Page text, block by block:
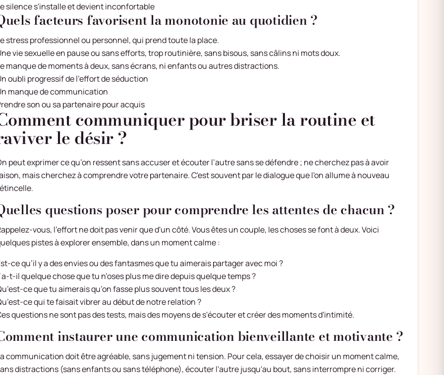
silence s'installe et devient inconfortable
facteurs favorisent la monotonie au quotidien ?
stress professionnel ou personnel, qui prend toute la place.
vie sexuelle en pause ou sans efforts, trop routinière, sans bisous, sans câlins ni mots doux.
manque de moments à deux, sans écrans, ni enfants ou autres distractions.
oubli progressif de l’effort de séduction
manque de communication
son ou sa partenaire pour acquis
communiquer pour briser la routine et
le désir ?
peut exprimer ce qu’on ressent sans accuser et écouter l’autre sans se défendre ; ne cherchez pas à avoir
mais cherchez à comprendre votre partenaire. C'est souvent par le dialogue que l'on allume à nouveau
questions poser pour comprendre les attentes de chacun ?
vous, l'effort ne doit pas venir que d'un côté. Vous êtes un couple, les choses se font à deux. Voici
pistes à explorer ensemble, dans un moment calme :
ce qu’il y a des envies ou des fantasmes que tu aimerais partager avec moi ?
a-t-il quelque chose que tu n’oses plus me dire depuis quelque temps ?
ce que tu aimerais qu’on fasse plus souvent tous les deux ?
ce qui te faisait vibrer au début de notre relation ?
questions ne sont pas des tests, mais des moyens de s'écouter et créer des moments d'intimité.
instaurer une communication bienveillante et motivante ?
communication doit être agréable, sans jugement ni tension. Pour cela, essayer de choisir un moment calme,
distractions (sans enfants ou sans téléphone), écouter l'autre jusqu'au bout, sans interrompre ni corriger.